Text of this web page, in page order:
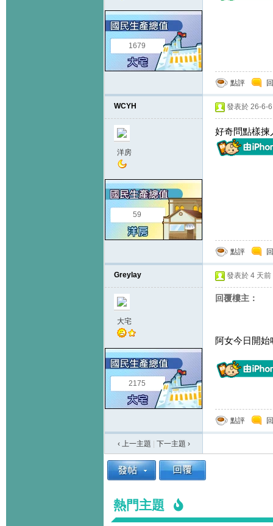
1679
點評
WCYH
洋房
59
發表於 26-6-
好奇問點樣揀
點評
Greylay
大宅
2175
發表於 4 天前
回覆樓主：
阿女今日開始
點評
‹ 上一主題 下一主題 ›
熱門主題